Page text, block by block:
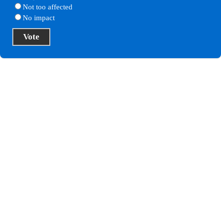
Not too affected
No impact